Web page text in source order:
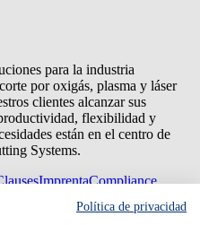
para la industria
por oxigás, plasma y láser
clientes alcanzar sus
flexibilidad y
están en el centro de
Systems.
ImprentaCompliance
Política de privacidad